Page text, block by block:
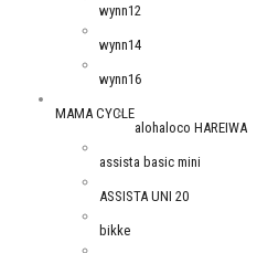
wynn12
wynn14
wynn16
MAMA CYCLE
alohaloco HAREIWA
assista basic mini
ASSISTA UNI 20
bikke